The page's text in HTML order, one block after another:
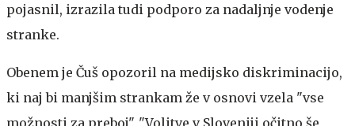
pojasnil, izrazila tudi podporo za nadaljnje vodenje
stranke.
Obenem je Čuš opozoril na medijsko diskriminacijo,
ki naj bi manjšim strankam že v osnovi vzela "vse
možnosti za preboj". "Volitve v Sloveniji očitno še